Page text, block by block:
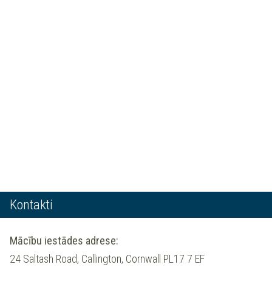
Kontakti
Mācību iestādes adrese:
24 Saltash Road, Callington, Cornwall PL17 7 EF